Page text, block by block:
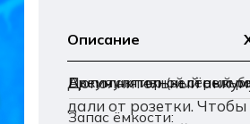
Время активной
Запас ёмкости:
Аккумулятор (зелёный
Дополнительный
дали от розетки.
Описание